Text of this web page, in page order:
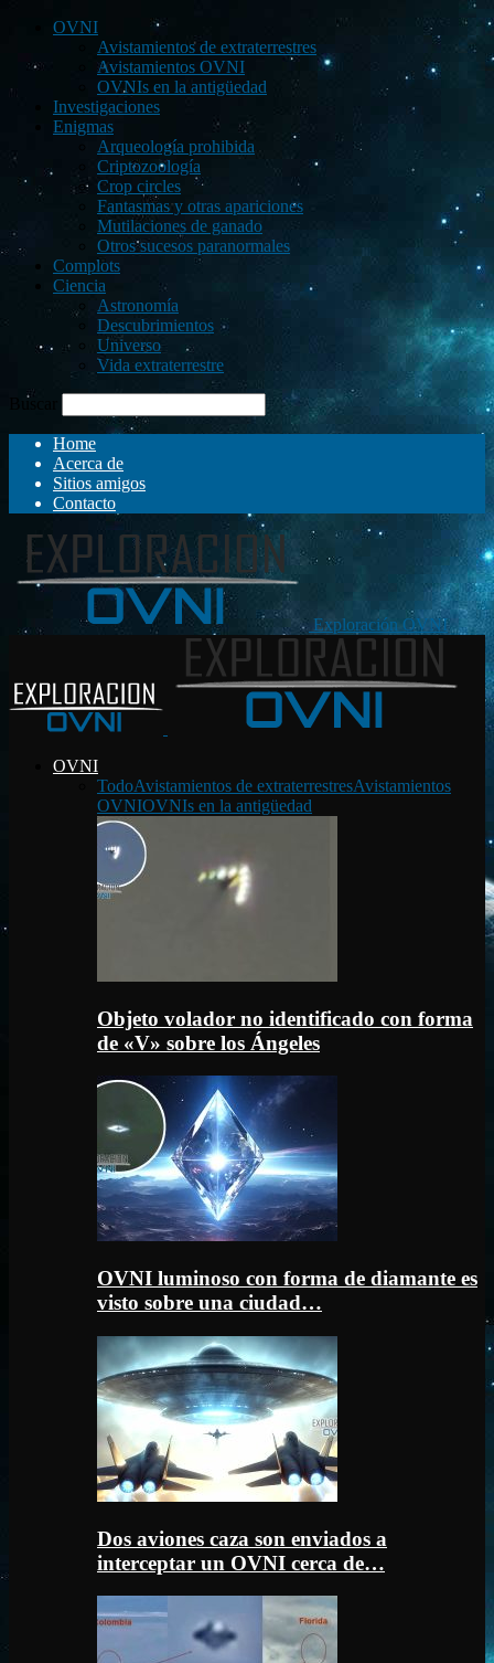
OVNI
Avistamientos de extraterrestres
Avistamientos OVNI
OVNIs en la antigüedad
Investigaciones
Enigmas
Arqueología prohibida
Criptozoología
Crop circles
Fantasmas y otras apariciones
Mutilaciones de ganado
Otros sucesos paranormales
Complots
Ciencia
Astronomía
Descubrimientos
Universo
Vida extraterrestre
Buscar
Home
Acerca de
Sitios amigos
Contacto
Exploración OVNI
OVNI
TodoAvistamientos de extraterrestresAvistamientos
OVNIOVNIs en la antigüedad
Objeto volador no identificado con forma
de «V» sobre los Ángeles
OVNI luminoso con forma de diamante es
visto sobre una ciudad…
Dos aviones caza son enviados a
interceptar un OVNI cerca de…